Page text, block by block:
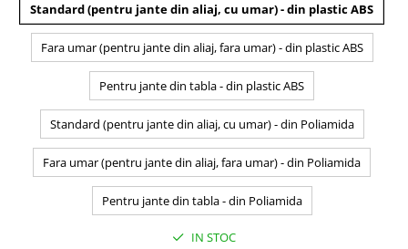
Standard (pentru jante din aliaj, cu umar) - din plastic ABS
Fara umar (pentru jante din aliaj, fara umar) - din plastic ABS
Pentru jante din tabla - din plastic ABS
Standard (pentru jante din aliaj, cu umar) - din Poliamida
Fara umar (pentru jante din aliaj, fara umar) - din Poliamida
Pentru jante din tabla - din Poliamida
IN STOC